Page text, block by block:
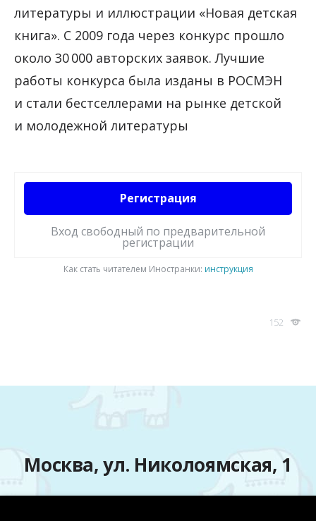
литературы и иллюстрации «Новая детская
книга». С 2009 года через конкурс прошло
около 30 000 авторских заявок. Лучшие
работы конкурса была изданы в РОСМЭН
и стали бестселлерами на рынке детской
и молодежной литературы
Регистрация
Вход свободный по предварительной
регистрации
Как стать читателем Иностранки: инструкция
152
Москва, ул. Николоямская, 1